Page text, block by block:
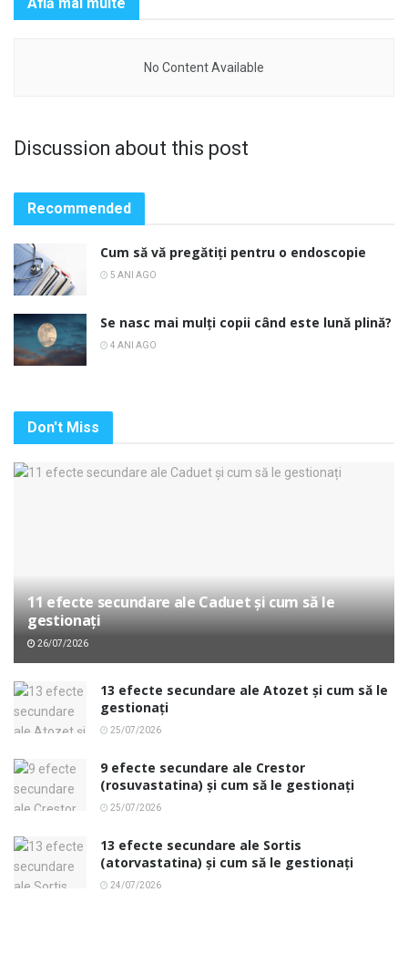
No Content Available
Discussion about this post
Recommended
Cum să vă pregătiți pentru o endoscopie
5 ANI AGO
Se nasc mai mulți copii când este lună plină?
4 ANI AGO
Don't Miss
11 efecte secundare ale Caduet și cum să le
gestionați
26/07/2026
13 efecte secundare ale Atozet și cum să le
gestionați
25/07/2026
9 efecte secundare ale Crestor
(rosuvastatina) și cum să le gestionați
25/07/2026
13 efecte secundare ale Sortis
(atorvastatina) și cum să le gestionați
24/07/2026